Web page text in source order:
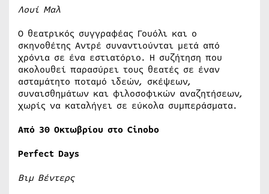
Λουί Μαλ
Ο θεατρικός συγγραφέας Γουόλι και ο
σκηνοθέτης Αντρέ συναντιούνται μετά από
χρόνια σε ένα εστιατόριο. Η συζήτηση που
ακολουθεί παρασύρει τους θεατές σε έναν
ασταμάτητο ποταμό ιδεών, σκέψεων,
συναισθημάτων και φιλοσοφικών αναζητήσεων,
χωρίς να καταλήγει σε εύκολα συμπεράσματα.
Από 30 Οκτωβρίου στο Cinobo
Perfect Days
Βιμ Βέντερς